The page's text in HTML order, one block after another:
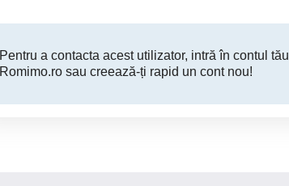
Pentru a contacta acest utilizator, intră în contul tău
Romimo.ro sau creează-ți rapid un cont nou!